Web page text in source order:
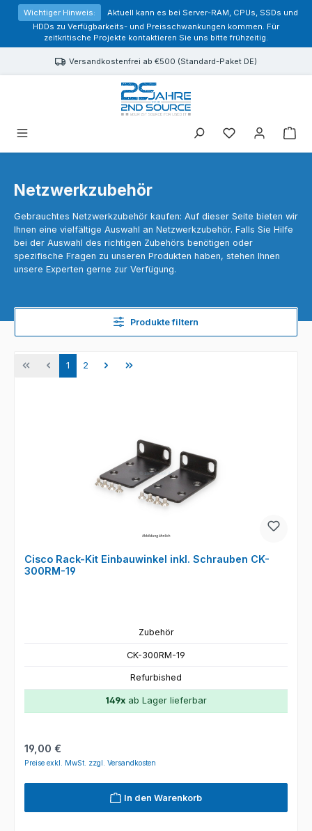
springen
Wichtiger Hinweis:
Aktuell kann es bei Server-RAM, CPUs, SSDs und
HDDs zu Verfügbarkeits- und Preisschwankungen kommen. Für
zeitkritische Projekte kontaktieren Sie uns bitte frühzeitig.
Versandkostenfrei ab €500 (Standard-Paket DE)
Sie haben 0
Netzwerkzubehör
Gebrauchtes Netzwerkzubehör kaufen: Auf dieser Seite bieten wir
Ihnen eine vielfältige Auswahl an Netzwerkzubehör. Falls Sie Hilfe
bei der Auswahl des richtigen Zubehörs benötigen oder
spezifische Fragen zu unseren Produkten haben, stehen Ihnen
unsere Experten gerne zur Verfügung.
Produkte filtern
Seite
1 Seite
2
Cisco Rack-Kit Einbauwinkel inkl. Schrauben CK-
300RM-19
Zubehör
CK-300RM-19
Refurbished
149x ab Lager lieferbar
Regulärer Preis:
19,00 €
Preise exkl. MwSt. zzgl. Versandkosten
In den Warenkorb